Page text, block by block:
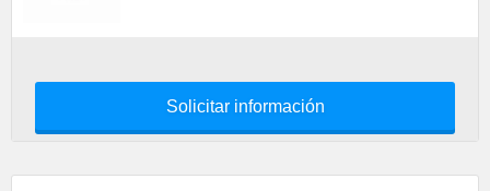
Solicitar información